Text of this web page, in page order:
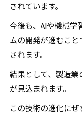
されています。
今後も、AIや機械学
ムの開発が進むこ
されます。
結果として、製造
が見込まれます。
この技術の進化にぜ